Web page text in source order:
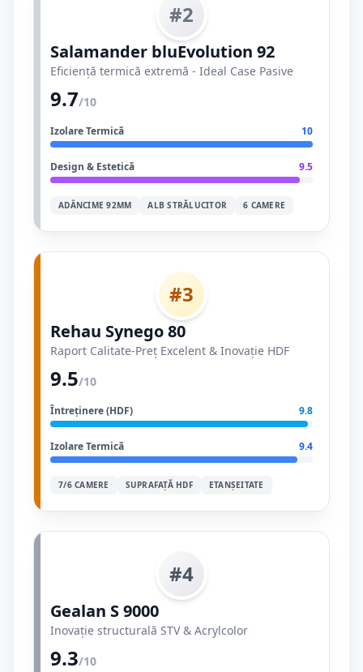
#2
Salamander bluEvolution 92
Eficiență termică extremă - Ideal Case Pasive
9.7/10
Izolare Termică 10
Design & Estetică 9.5
ADÂNCIME 92MM ALB STRĂLUCITOR 6 CAMERE
#3
Rehau Synego 80
Raport Calitate-Preț Excelent & Inovație HDF
9.5/10
Întreținere (HDF) 9.8
Izolare Termică 9.4
7/6 CAMERE SUPRAFAȚĂ HDF ETANȘEITATE
#4
Gealan S 9000
Inovație structurală STV & Acrylcolor
9.3/10